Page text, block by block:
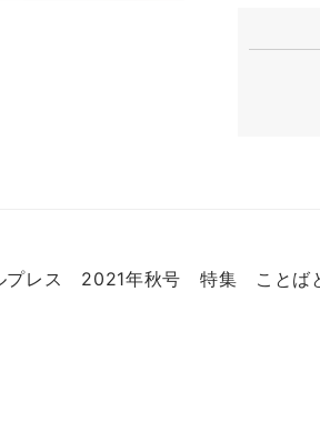
プレス 2021年秋号 特集 ことば